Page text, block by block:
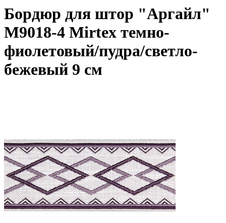
Бордюр для штор "Аргайл"
M9018-4 Mirtex темно-
фиолетовый/пудра/светло-
бежевый 9 см